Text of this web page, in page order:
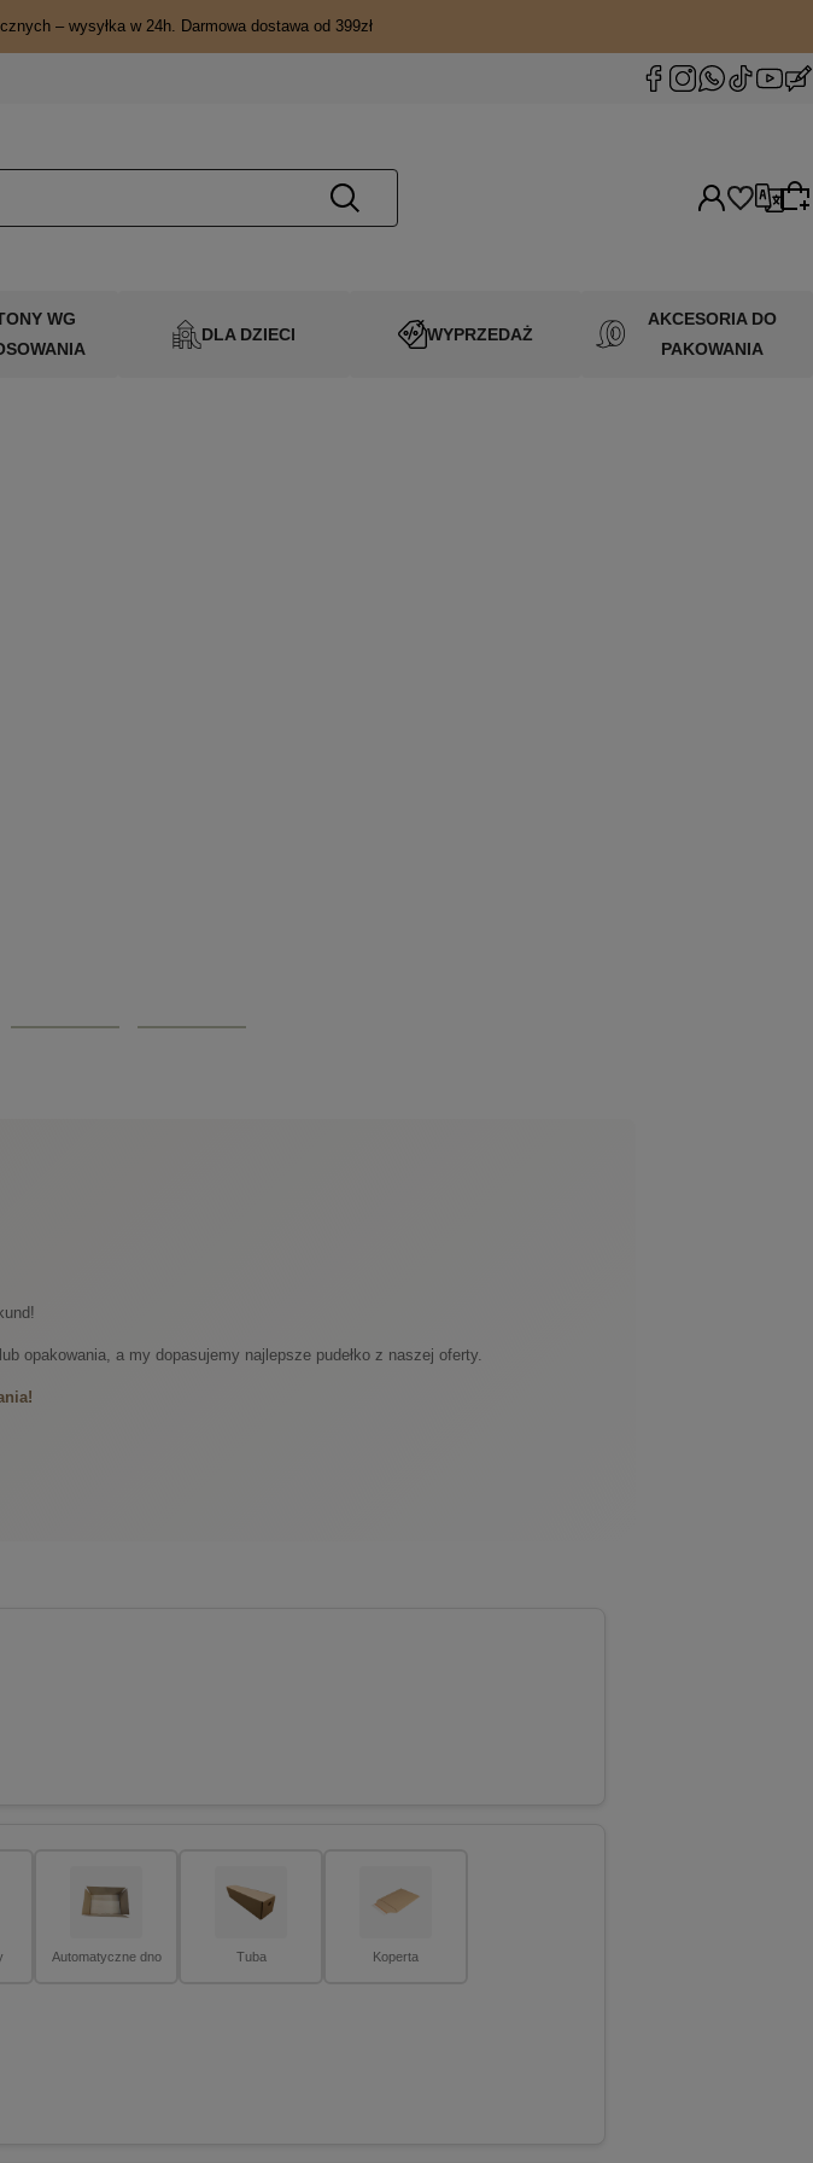
– wysyłka w 24h. Darmowa dostawa od 399zł
WG
DLA DZIECI WYPRZEDAŻ
AKCESORIA DO
PAKOWANIA
opakowania, a my dopasujemy najlepsze pudełko z naszej oferty.
Automatyczne dno Tuba Koperta